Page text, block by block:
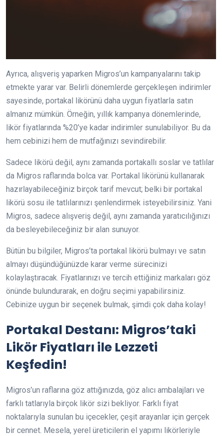
Ayrıca, alışveriş yaparken Migros’un kampanyalarını takip
etmekte yarar var. Belirli dönemlerde gerçekleşen indirimler
sayesinde, portakal likörünü daha uygun fiyatlarla satın
almanız mümkün. Örneğin, yıllık kampanya dönemlerinde,
likör fiyatlarında %20’ye kadar indirimler sunulabiliyor. Bu da
hem cebinizi hem de mutfağınızı sevindirebilir.
Sadece likörü değil, aynı zamanda portakallı soslar ve tatlılar
da Migros raflarında bolca var. Portakal likörünü kullanarak
hazırlayabileceğiniz birçok tarif mevcut; belki bir portakal
likörü sosu ile tatlılarınızı şenlendirmek isteyebilirsiniz. Yani
Migros, sadece alışveriş değil, aynı zamanda yaratıcılığınızı
da besleyebileceğiniz bir alan sunuyor.
Bütün bu bilgiler, Migros’ta portakal likörü bulmayı ve satın
almayı düşündüğünüzde karar verme sürecinizi
kolaylaştıracak. Fiyatlarınızı ve tercih ettiğiniz markaları göz
önünde bulundurarak, en doğru seçimi yapabilirsiniz.
Cebinize uygun bir seçenek bulmak, şimdi çok daha kolay!
Portakal Destanı: Migros’taki
Likör Fiyatları ile Lezzeti
Keşfedin!
Migros’un raflarına göz attığınızda, göz alıcı ambalajları ve
farklı tatlarıyla birçok likör sizi bekliyor. Farklı fiyat
noktalarıyla sunulan bu içecekler, çeşit arayanlar için gerçek
bir cennet. Mesela, yerel üreticilerin el yapımı likörleriyle